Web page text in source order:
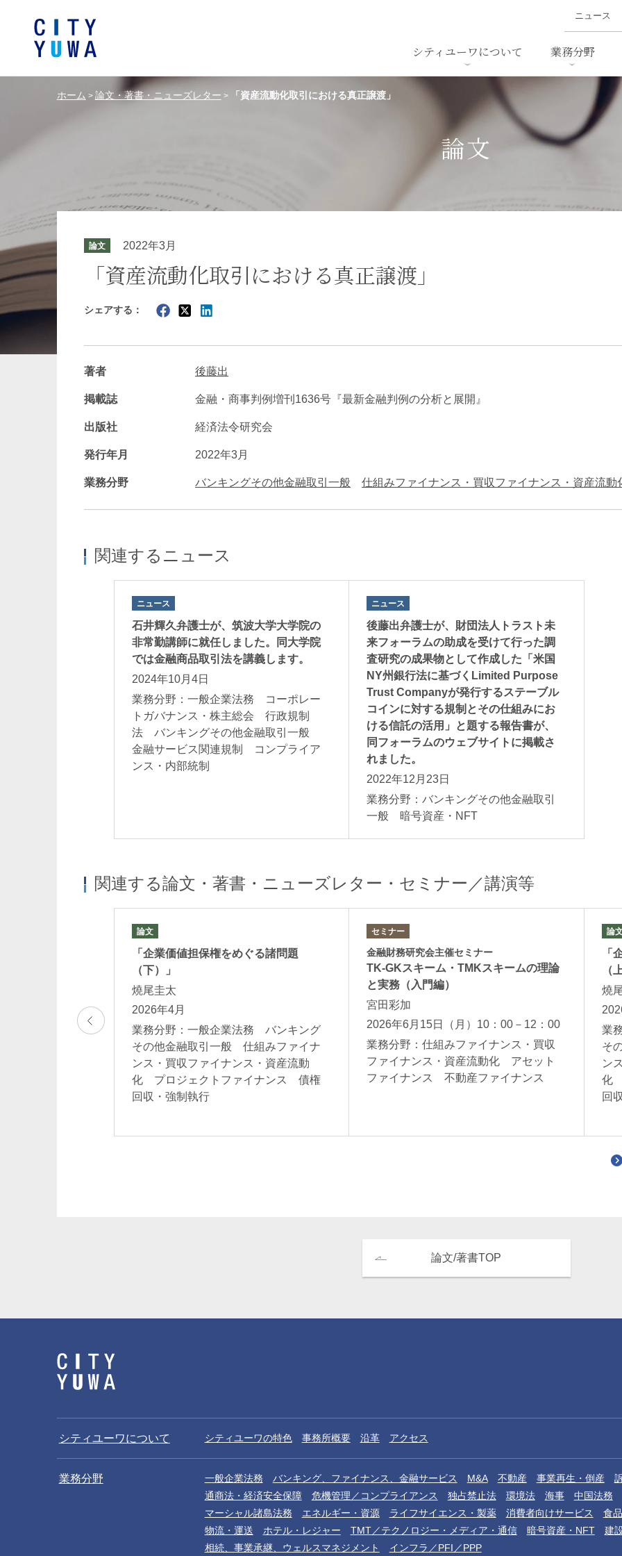
シティユーワについて
沿革
業務分野
M&A
危機管理／コンプライアンス
エネルギー・資源 ライフサイエンス・製薬
暗号資産・NFT 建設・建築
セミナー/講演等 ニュ
法律用語集
スタッフ採用
ニュース
ホーム > 論文・著書・ニューズレター > 「資産流動化取引における真正譲渡」
論文
論文 2022年3月
「資産流動化取引における真正譲渡」
シェアする：
著者 後藤出
掲載誌 金融・商事判例増刊1636号『最新金融判例の分析と展開』
出版社 経済法令研究会
発行年月 2022年3月
業務分野 バンキングその他金融取引一般 仕組みファイナンス・買収ファイナンス・資産流動
関連するニュース
ニュース
石井輝久弁護士が、筑波大学大学院の
非常勤講師に就任しました。同大学院
では金融商品取引法を講義します。
2024年10月4日
業務分野：一般企業法務 コーポレー
トガバナンス・株主総会 行政規制
法 バンキングその他金融取引一般
金融サービス関連規制 コンプライア
ンス・内部統制
ニュース
後藤出弁護士が、財団法人トラスト未
来フォーラムの助成を受けて行った調
査研究の成果物として作成した「米国
NY州銀行法に基づくLimited Purpose
Trust Companyが発行するステーブル
コインに対する規制とその仕組みにお
ける信託の活用」と題する報告書が、
同フォーラムのウェブサイトに掲載さ
れました。
2022年12月23日
業務分野：バンキングその他金融取引
一般 暗号資産・NFT
関連する論文・著書・ニューズレター・セミナー／講演等
論文
「企業価値担保権をめぐる諸問題
（下）」
燒尾圭太
2026年4月
業務分野：一般企業法務 バンキング
その他金融取引一般 仕組みファイナ
ンス・買収ファイナンス・資産流動
化 プロジェクトファイナンス 債権
回収・強制執行
セミナー
金融財務研究会主催セミナー
TK-GKスキーム・TMKスキームの理論
と実務（入門編）
宮田彩加
2026年6月15日（月）10：00－12：00
業務分野：仕組みファイナンス・買収
ファイナンス・資産流動化 アセット
ファイナンス 不動産ファイナンス
論
「
（
燒
業
そ
ン
化
回
論文/著書TOP
シティユーワについて シティユーワの特色 事務所概要 沿革 アクセス
業務分野 一般企業法務 バンキング、ファイナンス、金融サービス M&A 不動産 事業再生・倒産
通商法・経済安全保障
危機管理／コンプライアンス 独占禁止法 環境法 海事
中国法務
マーシャル諸島法務
エネルギー・資源 ライフサイエンス・製薬 消費者向けサービス
食品
物流・運送
ホテル・レジャー TMT／テクノロジー・メディア・通信 暗号資産・NFT
建
相続、事業承継、ウェルスマネジメント
インフラ／PFI／PPP